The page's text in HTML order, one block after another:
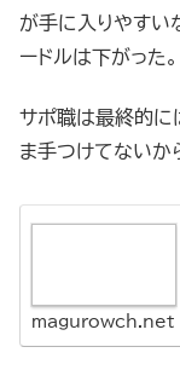
が手に入りやすい
ードルは下がった。
サポ職は最終的に
ま手つけてないか
magurowch.net